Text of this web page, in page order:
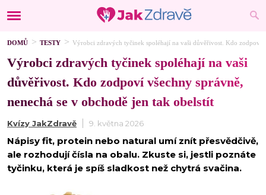
DOMŮ TESTY Výrobci zdravých tyčinek spoléhají na vaši důvěřivost. Kdo zodpoví
Výrobci zdravých tyčinek spoléhají na vaši
důvěřivost. Kdo zodpoví všechny správně,
nenechá se v obchodě jen tak obelstít
Kvízy JakZdravě 9. května 2026
Nápisy fit, protein nebo natural umí znít přesvědčivě,
ale rozhodují čísla na obalu. Zkuste si, jestli poznáte
tyčinku, která je spíš sladkost než chytrá svačina.